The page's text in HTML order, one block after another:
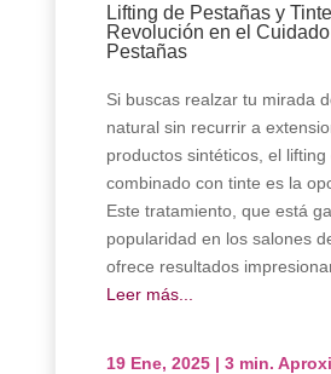
Lifting de Pestañas y
Revolución en el
Pestañas
Si buscas realzar tu mirada
natural sin recurrir a
productos sintéticos, el
combinado con tinte es la
Este tratamiento, que está
popularidad en los salones
ofrece resultados
Leer más...
19 Ene, 2025 |3 min.